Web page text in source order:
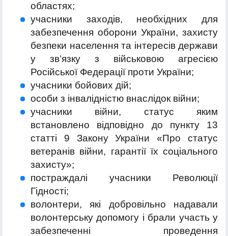
областях;
учасники заходів, необхідних для
забезпечення оборони України, захисту
безпеки населення та інтересів держави
у зв’язку з військовою агресією
Російської Федерації проти України;
учасники бойових дій;
особи з інвалідністю внаслідок війни;
учасники війни, статус яким
встановлено відповідно до пункту 13
статті 9 Закону України «Про статус
ветеранів війни, гарантії їх соціального
захисту»;
постраждалі учасники Революції
Гідності;
волонтери, які добровільно надавали
волонтерську допомогу і брали участь у
забезпеченні проведення